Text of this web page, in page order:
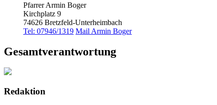
Pfarrer Armin Boger
Kirchplatz 9
74626 Bretzfeld-Unterheimbach
Tel: 07946/1319 Mail Armin Boger
Gesamtverantwortung
Redaktion